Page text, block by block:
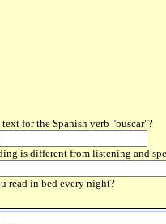
for the Spanish verb "buscar"?
is different from listening and
read in bed every night?